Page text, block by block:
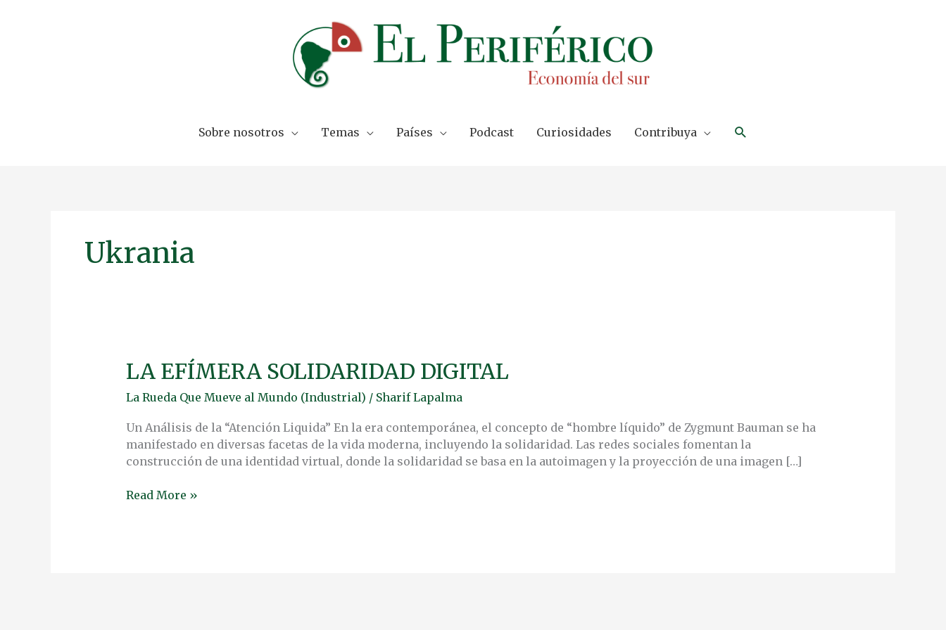
Sobre nosotros Temas Países Podcast Curiosidades Contribuya Search
Ukrania
LA EFÍMERA SOLIDARIDAD DIGITAL
La Rueda Que Mueve al Mundo (Industrial) / Sharif Lapalma
Un Análisis de la “Atención Liquida” En la era contemporánea, el concepto de “hombre líquido” de Zygmunt Bauman se ha
manifestado en diversas facetas de la vida moderna, incluyendo la solidaridad. Las redes sociales fomentan la
construcción de una identidad virtual, donde la solidaridad se basa en la autoimagen y la proyección de una imagen […]
LA
EFÍMERA
SOLIDARIDAD
Read More »